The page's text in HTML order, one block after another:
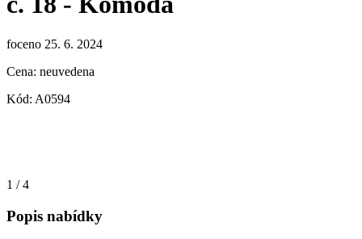
foceno 25. 6. 2024
Cena: neuvedena
Kód: A0594
1 /4
Popis nabídky